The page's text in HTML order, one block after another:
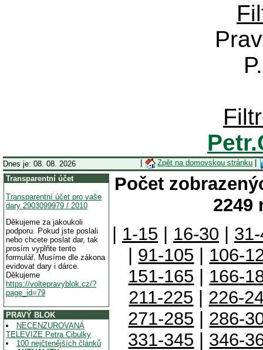
Dnes je: 08. 08. 2026 Zpět na domovskou stránku
Transparentní účet
Transparentní účet pro vaše
dary 2903099979 / 2010
Děkujeme za jakoukoli
podporu. Pokud jste poslali
nebo chcete poslat dar, tak
prosím vyplňte tento
formulář. Musíme dle zákona
evidovat dary i dárce.
Děkujeme
https://voltepravyblok.cz/?
page_id=79
PRAVÝ BLOK
NECENZUROVANÁ
TELEVIZE Petra Cibulky
100 nejčtenějších článků
Počet
2249
1-15 16-30
91-105
106-
151-165
166-
211-225
226-
271-285
286-
331-345
346-